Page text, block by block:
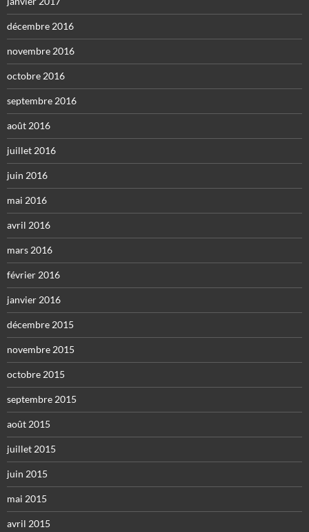
décembre 2016
novembre 2016
octobre 2016
septembre 2016
août 2016
juillet 2016
juin 2016
mai 2016
avril 2016
mars 2016
février 2016
janvier 2016
décembre 2015
novembre 2015
octobre 2015
septembre 2015
août 2015
juillet 2015
juin 2015
mai 2015
avril 2015